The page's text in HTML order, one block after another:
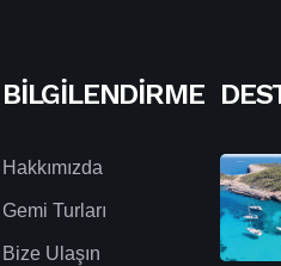
BILGILENDIRME
Hakkımızda
Gemi Turları
Bize Ulaşın